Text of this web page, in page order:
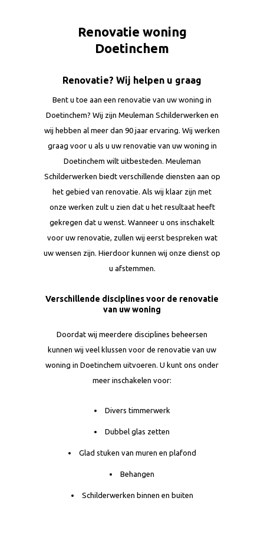
Renovatie woning
Doetinchem
Renovatie? Wij helpen u graag
Bent u toe aan een renovatie van uw woning in
Doetinchem? Wij zijn Meuleman Schilderwerken en
wij hebben al meer dan 90 jaar ervaring. Wij werken
graag voor u als u uw renovatie van uw woning in
Doetinchem wilt uitbesteden. Meuleman
Schilderwerken biedt verschillende diensten aan op
het gebied van renovatie. Als wij klaar zijn met
onze werken zult u zien dat u het resultaat heeft
gekregen dat u wenst. Wanneer u ons inschakelt
voor uw renovatie, zullen wij eerst bespreken wat
uw wensen zijn. Hierdoor kunnen wij onze dienst op
u afstemmen.
Verschillende disciplines voor de renovatie
van uw woning
Doordat wij meerdere disciplines beheersen
kunnen wij veel klussen voor de renovatie van uw
woning in Doetinchem uitvoeren. U kunt ons onder
meer inschakelen voor:
Divers timmerwerk
Dubbel glas zetten
Glad stuken van muren en plafond
Behangen
Schilderwerken binnen en buiten